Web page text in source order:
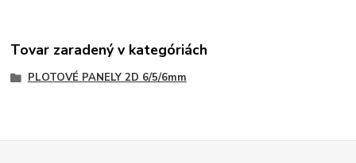
Tovar zaradený v kategóriách
PLOTOVÉ PANELY 2D 6/5/6mm